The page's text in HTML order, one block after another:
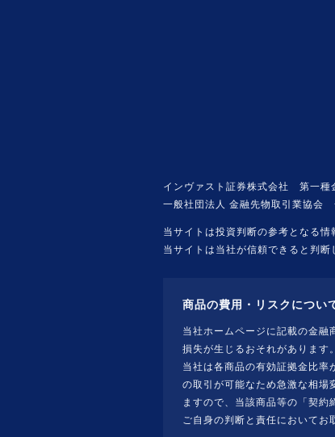
インヴァスト証券株式会社 第一
一般社団法人 金融先物取引業協
当サイトは投資判断の参考となる
当サイトは当社が信頼できると判
商品の費用・リスクについ
当社ホームページに記載の金融
損失が生じるおそれがあります。
当社は各商品の有効証拠金比
の取引が可能なため急激な相場
ますので、当該商品等の「契約
ご自身の判断と責任においてお